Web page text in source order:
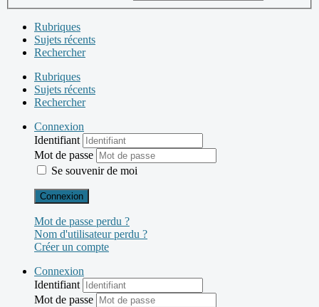
Rubriques
Sujets récents
Rechercher
Rubriques
Sujets récents
Rechercher
Connexion
Identifiant
Mot de passe
Se souvenir de moi
Connexion
Mot de passe perdu ?
Nom d'utilisateur perdu ?
Créer un compte
Connexion
Identifiant
Mot de passe